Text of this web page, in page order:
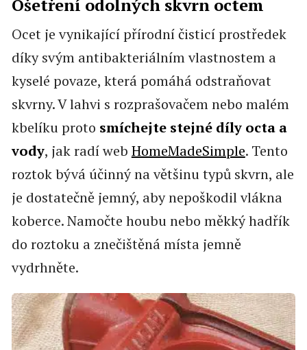
Ošetření odolných skvrn octem
Ocet je vynikající přírodní čisticí prostředek
díky svým antibakteriálním vlastnostem a
kyselé povaze, která pomáhá odstraňovat
skvrny. V lahvi s rozprašovačem nebo malém
kbelíku proto smíchejte stejné díly octa a
vody, jak radí web HomeMadeSimple. Tento
roztok bývá účinný na většinu typů skvrn, ale
je dostatečně jemný, aby nepoškodil vlákna
koberce. Namočte houbu nebo měkký hadřík
do roztoku a znečištěná místa jemně
vydrhněte.